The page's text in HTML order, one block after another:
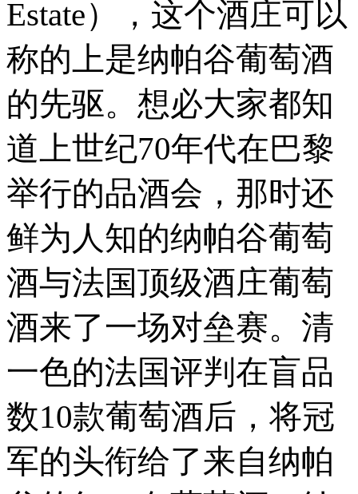
Estate），这个酒庄可以
称的上是纳帕谷葡萄酒
的先驱。想必大家都知
道上世纪70年代在巴黎
举行的品酒会，那时还
鲜为人知的纳帕谷葡萄
酒与法国顶级酒庄葡萄
酒来了一场对垒赛。清
一色的法国评判在盲品
数10款葡萄酒后，将冠
军的头衔给了来自纳帕